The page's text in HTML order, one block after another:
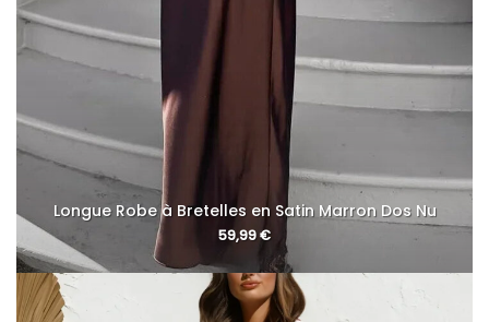
Longue Robe à Bretelles en Satin Marron Dos Nu
59,99€